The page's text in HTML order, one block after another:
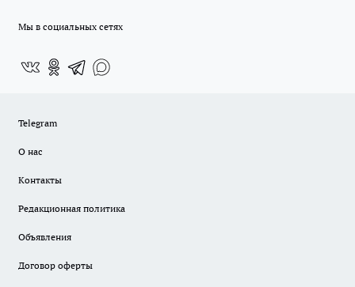
Мы в социальных сетях
Telegram
О нас
Контакты
Редакционная политика
Объявления
Договор оферты